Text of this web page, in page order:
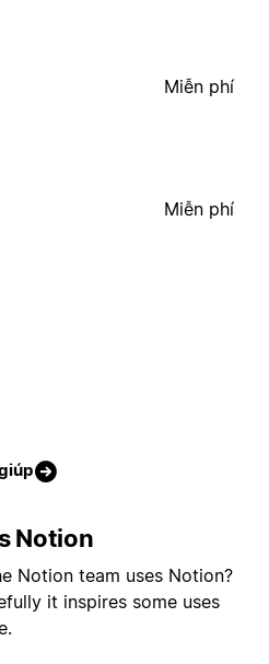
Miễn phí
Miễn phí
Notion
Notion team uses Notion?
it inspires some uses